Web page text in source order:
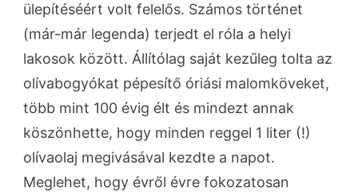
ülepítéséért volt felelős. Számos történet
(már-már legenda) terjedt el róla a helyi
lakosok között. Állítólag saját kezűleg tolta az
olívabogyókat pépesítő óriási malomköveket,
több mint 100 évig élt és mindezt annak
köszönhette, hogy minden reggel 1 liter (!)
olívaolaj megivásával kezdte a napot.
Meglehet, hogy évről évre fokozatosan